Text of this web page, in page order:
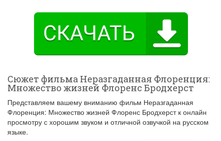
Сюжет фильма Неразгаданная Флоренция:
Множество жизней Флоренс Бродхерст
Представляем вашему вниманию фильм Неразгаданная
Флоренция: Множество жизней Флоренс Бродхерст к онлайн
просмотру с хорошим звуком и отличной озвучкой на русском
языке.